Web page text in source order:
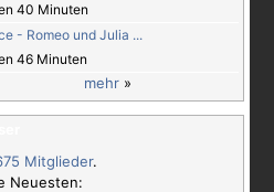
40 Minuten
- Romeo und Julia ...
46 Minuten
mehr »
Mitglieder.
Neuesten: